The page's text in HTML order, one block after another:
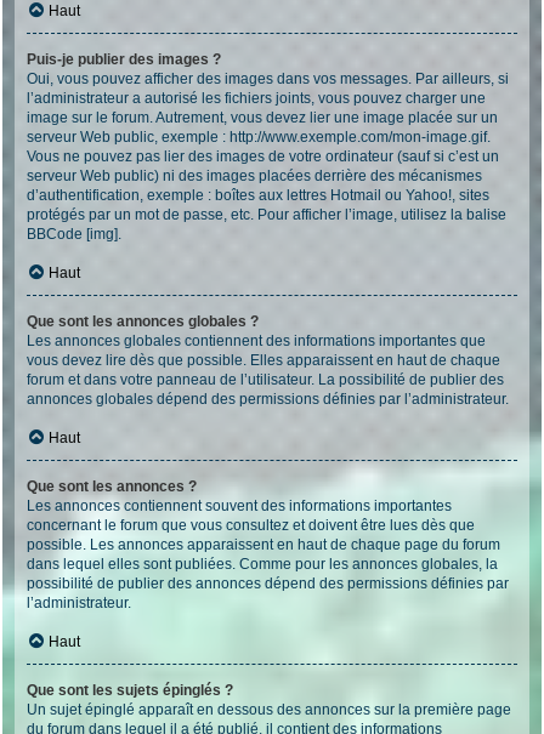
Haut
Puis-je publier des images ?
Oui, vous pouvez afficher des images dans vos messages. Par ailleurs, si
l’administrateur a autorisé les fichiers joints, vous pouvez charger une
image sur le forum. Autrement, vous devez lier une image placée sur un
serveur Web public, exemple : http://www.exemple.com/mon-image.gif.
Vous ne pouvez pas lier des images de votre ordinateur (sauf si c’est un
serveur Web public) ni des images placées derrière des mécanismes
d’authentification, exemple : boîtes aux lettres Hotmail ou Yahoo!, sites
protégés par un mot de passe, etc. Pour afficher l’image, utilisez la balise
BBCode [img].
Haut
Que sont les annonces globales ?
Les annonces globales contiennent des informations importantes que
vous devez lire dès que possible. Elles apparaissent en haut de chaque
forum et dans votre panneau de l’utilisateur. La possibilité de publier des
annonces globales dépend des permissions définies par l’administrateur.
Haut
Que sont les annonces ?
Les annonces contiennent souvent des informations importantes
concernant le forum que vous consultez et doivent être lues dès que
possible. Les annonces apparaissent en haut de chaque page du forum
dans lequel elles sont publiées. Comme pour les annonces globales, la
possibilité de publier des annonces dépend des permissions définies par
l’administrateur.
Haut
Que sont les sujets épinglés ?
Un sujet épinglé apparaît en dessous des annonces sur la première page
du forum dans lequel il a été publié. il contient des informations